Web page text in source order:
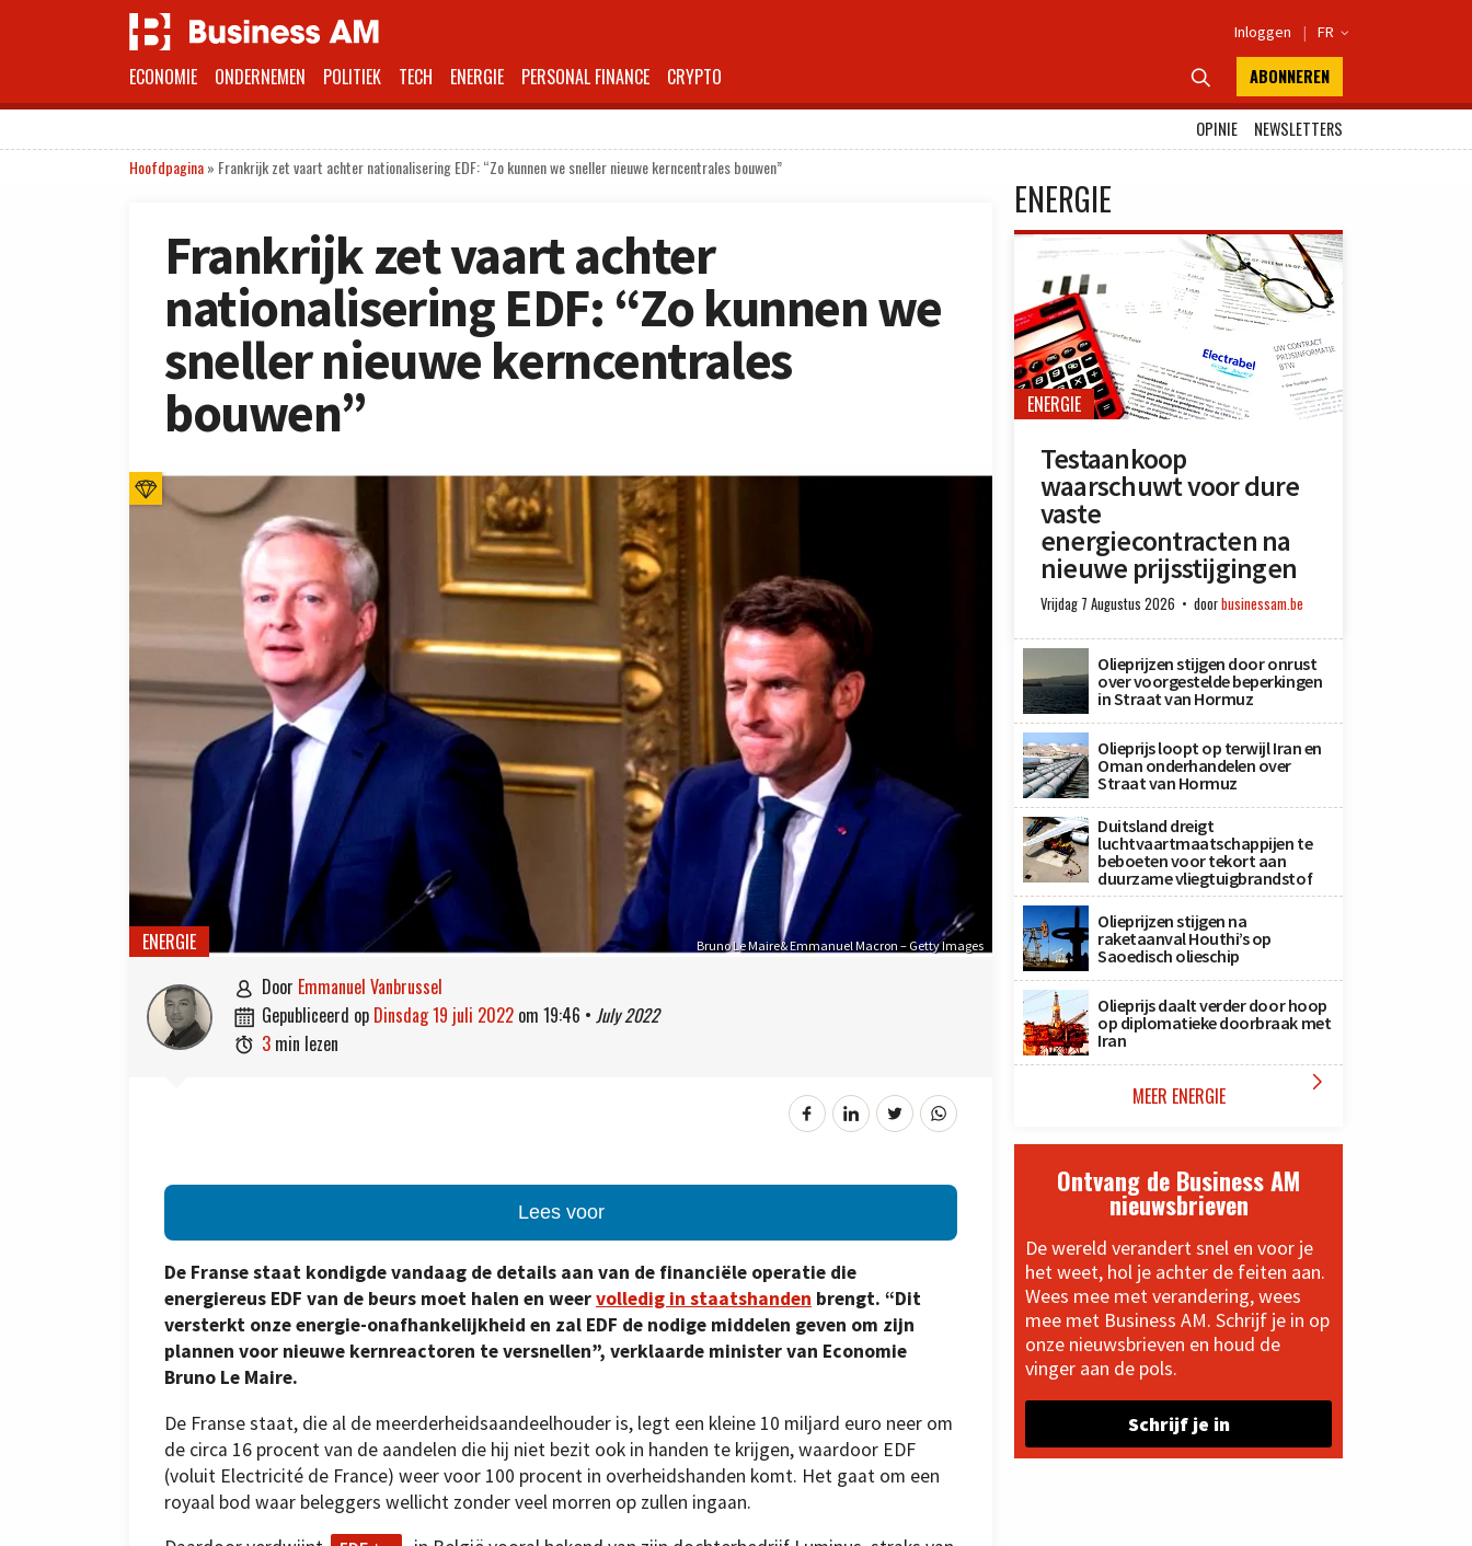
Inloggen | FR 
ECONOMIE ONDERNEMEN POLITIEK TECH ENERGIE PERSONAL FINANCE CRYPTO  ABONNEREN
OPINIE
NEWSLETTERS
Hoofdpagina» Frankrijk zet vaart achter nationalisering EDF: “Zo kunnen we sneller nieuwe kerncentrales bouwen”
Frankrijk zet vaart achter
nationalisering EDF: “Zo kunnen we
sneller nieuwe kerncentrales
bouwen”
Bruno Le Maire& Emmanuel Macron – Getty Images
ENERGIE
 door Emmanuel Vanbrussel
 gepubliceerd op dinsdag 19 juli 2022 om 19:46 • July 2022
 3 min lezen
Lees voor
De Franse staat kondigde vandaag de details aan van de financiële operatie die
energiereus EDF van de beurs moet halen en weervolledig in staatshanden brengt. “Dit
versterkt onze energie-onafhankelijkheid en zal EDF de nodige middelen geven om zijn
plannen voor nieuwe kernreactoren te versnellen”, verklaarde minister van Economie
Bruno Le Maire.
De Franse staat, die al de meerderheidsaandeelhouder is, legt een kleine 10 miljard euro neer om
de circa 16 procent van de aandelen die hij niet bezit ook in handen te krijgen, waardoor EDF
(voluit Electricité de France) weer voor 100 procent in overheidshanden komt. Het gaat om een
royaal bod waar beleggers wellicht zonder veel morren op zullen ingaan.
ENERGIE
ENERGIE
Testaankoop
waarschuwt voor dure
vaste
energiecontracten na
nieuwe prijsstijgingen
Vrijdag 7 Augustus 2026 doorbusinessam.be
Olieprijzen stijgen door onrust
over voorgestelde beperkingen
in Straat van Hormuz
Olieprijs loopt op terwijl Iran en
Oman onderhandelen over
Straat van Hormuz
Duitsland dreigt
luchtvaartmaatschappijen te
beboeten voor tekort aan
duurzame vliegtuigbrandstof
Olieprijzen stijgen na
raketaanval Houthi’s op
Saoedisch olieschip
Olieprijs daalt verder door hoop
op diplomatieke doorbraak met
Iran
MEER ENERGIE 
Ontvang de Business AM
nieuwsbrieven
De wereld verandert snel en voor je
het weet, hol je achter de feiten aan.
Wees mee met verandering, wees
mee met Business AM. Schrijf je in op
onze nieuwsbrieven en houd de
vinger aan de pols.
Schrijf je in